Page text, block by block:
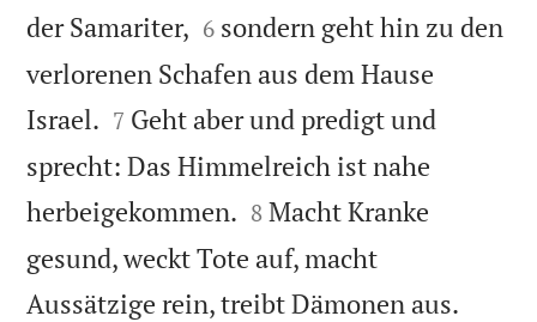
der Samariter, 

6 sondern geht hin zu den
verlorenen Schafen aus dem Hause
Israel. 

7 Geht aber und predigt und
sprecht: Das Himmelreich ist nahe
herbeigekommen. 

8 Macht Kranke
gesund, weckt Tote auf, macht
Aussätzige rein, treibt Dämonen aus.